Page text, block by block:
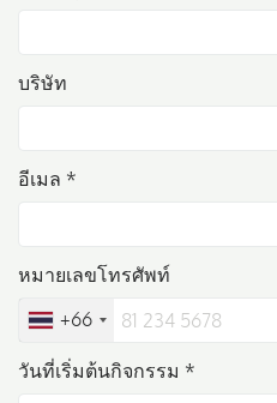
บริษัท
อีเมล *
หมายเลขโทรศัพท์
+66
วันที่เริ่มต้นกิจกรรม *